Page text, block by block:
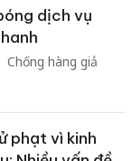
dịch vụ
Chống hàng giả
phạt vì kinh